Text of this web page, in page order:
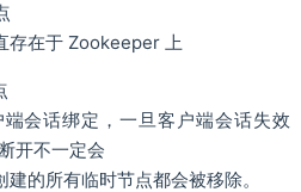
存在于 Zookeeper 上
会话绑定，一旦客户端会话失效
开不一定会
的所有临时节点都会被移除。